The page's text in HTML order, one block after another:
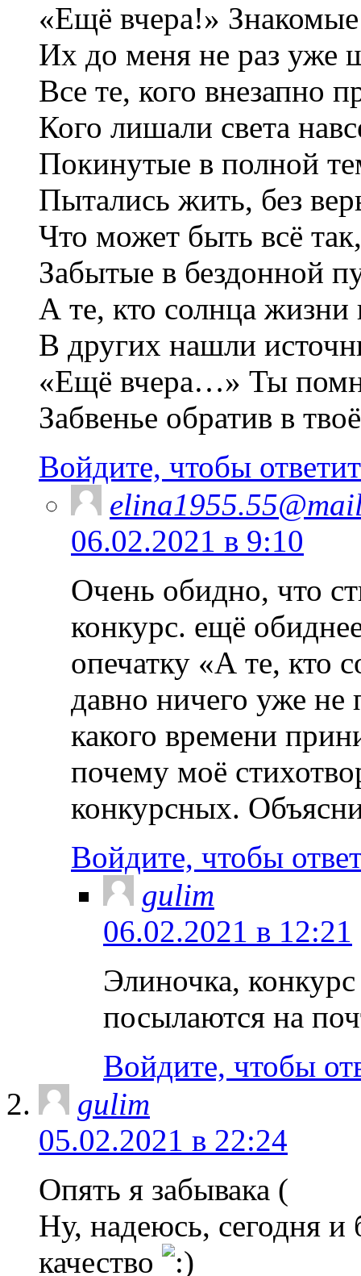
«Ещё вчера!» Знакомые
Их до меня не раз уже
Все те, кого внезапно
Кого лишали света
Покинутые в полной
Пытались жить, без
Что может быть всё
Забытые в бездонной
А те, кто солнца
В других нашли
«Ещё вчера…» Ты
Забвенье обратив в
Войдите, чтобы
06.02.2021 в 9:10
Очень обидно, что
конкурс. ещё
опечатку «А те, кто
давно ничего уже не
какого времени
почему моё
конкурсных.
Войдите, чтобы
gulim
06.02.2021 в 12:21
Элиночка,
посылаются на
Войдите, чтобы
gulim
05.02.2021 в 22:24
Опять я забывака (
Ну, надеюсь, сегодня и
качество